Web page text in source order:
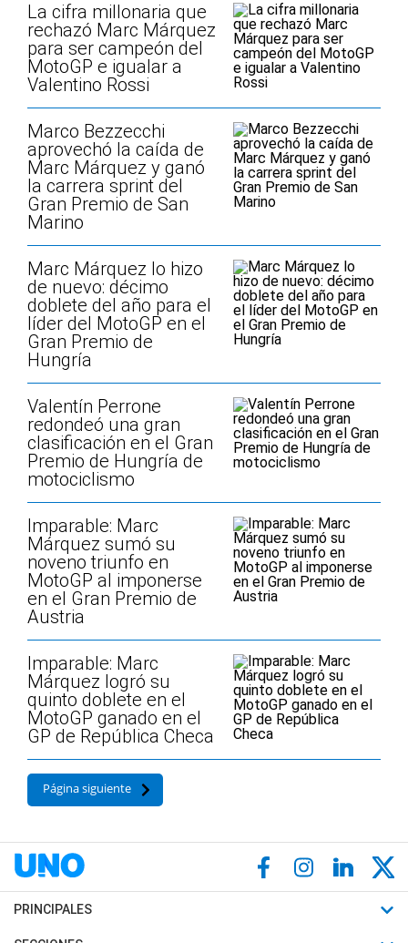
La cifra millonaria que
rechazó Marc Márquez
para ser campeón del
MotoGP e igualar a
Valentino Rossi
Marco Bezzecchi
aprovechó la caída de
Marc Márquez y ganó
la carrera sprint del
Gran Premio de San
Marino
Marc Márquez lo hizo
de nuevo: décimo
doblete del año para el
líder del MotoGP en el
Gran Premio de
Hungría
Valentín Perrone
redondeó una gran
clasificación en el Gran
Premio de Hungría de
motociclismo
Imparable: Marc
Márquez sumó su
noveno triunfo en
MotoGP al imponerse
en el Gran Premio de
Austria
Imparable: Marc
Márquez logró su
quinto doblete en el
MotoGP ganado en el
GP de República Checa
Página siguiente
PRINCIPALES